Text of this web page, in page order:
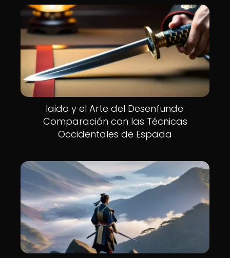
Iaido y el Arte del Desenfunde:
Comparación con las Técnicas
Occidentales de Espada